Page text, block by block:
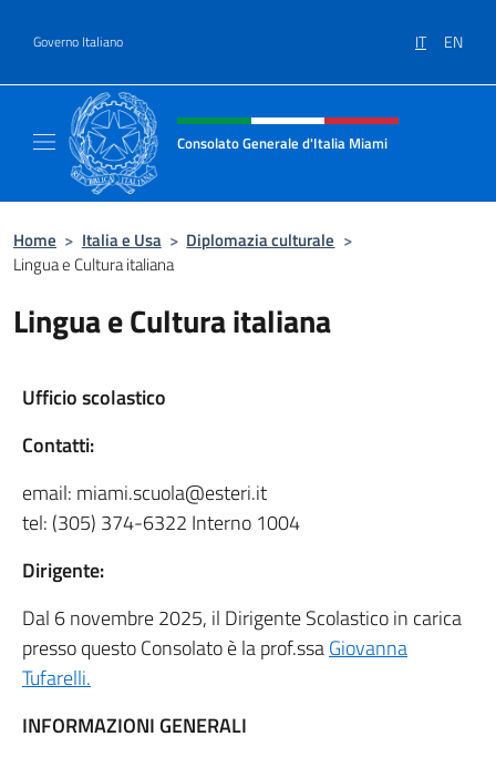
Governo Italiano IT EN
Intestazione sito, social e menù
Consolato Generale d'Italia Miami
Home > Italia e Usa > Diplomazia culturale >
Lingua e Cultura italiana
Lingua e Cultura italiana
Ufficio scolastico
Contatti:
email: miami.scuola@esteri.it
tel: (305) 374-6322 Interno 1004
Dirigente:
Dal 6 novembre 2025, il Dirigente Scolastico in carica
presso questo Consolato è la prof.ssaGiovanna
Tufarelli.
INFORMAZIONI GENERALI